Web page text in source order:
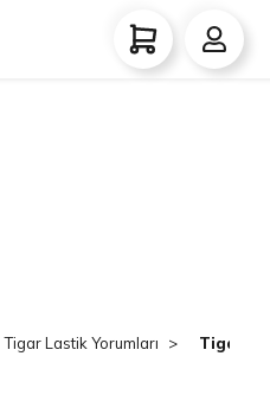
Tigar Lastik Yorumları Tigar